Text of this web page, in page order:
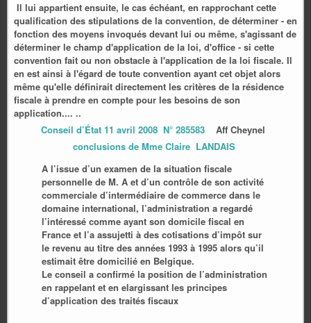
Il lui appartient ensuite, le cas échéant, en rapprochant cette
qualification des stipulations de la convention, de déterminer - en
fonction des moyens invoqués devant lui ou même, s'agissant de
déterminer le champ d'application de la loi, d'office - si cette
convention fait ou non obstacle à l'application de la loi fiscale. Il
en est ainsi à l'égard de toute convention ayant cet objet alors
même qu'elle définirait directement les critères de la résidence
fiscale à prendre en compte pour les besoins de son
application.... ..
Conseil d’État 11 avril 2008 N° 285583
Aff Cheynel
conclusions de Mme Claire LANDAIS
A l’issue d’un examen de la situation fiscale
personnelle de M. A et d’un contrôle de son activité
commerciale d’intermédiaire de commerce dans le
domaine international, l’administration a regardé
l’intéressé comme ayant son domicile fiscal en
France et l’a assujetti à des cotisations d’impôt sur
le revenu au titre des années 1993 à 1995 alors qu’il
estimait être domicilié en Belgique.
Le conseil a confirmé la position de l’administration
en rappelant et en elargissant les principes
d’application des traités fiscaux